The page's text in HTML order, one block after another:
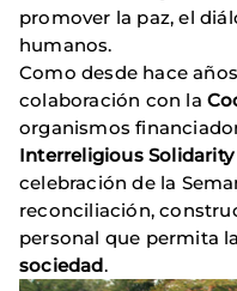
promover la paz, el
humanos.
Como desde hace
colaboración con la
organismos
Interreligious
celebración de la
reconciliación,
personal que permita la
sociedad.